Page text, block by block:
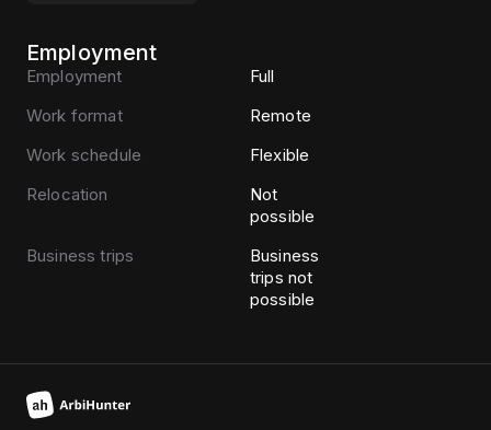
Employment
Employment
Full
Work format
Remote
Work schedule
Flexible
Relocation
Not
possible
Business trips
Business
trips not
possible